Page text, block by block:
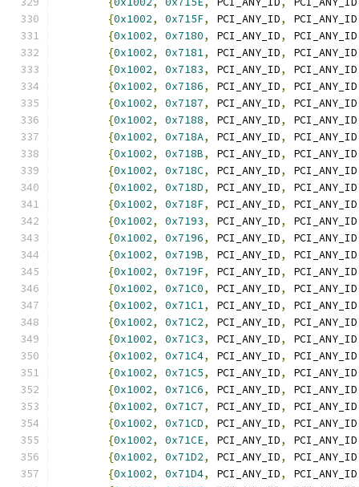
{0x1002, 0x715F, PCI_ANY_ID, PCI_ANY_ID
{0x1002, 0x7180, PCI_ANY_ID, PCI_ANY_ID
{0x1002, 0x7181, PCI_ANY_ID, PCI_ANY_ID
{0x1002, 0x7183, PCI_ANY_ID, PCI_ANY_ID
{0x1002, 0x7186, PCI_ANY_ID, PCI_ANY_ID
{0x1002, 0x7187, PCI_ANY_ID, PCI_ANY_ID
{0x1002, 0x7188, PCI_ANY_ID, PCI_ANY_ID
{0x1002, 0x718A, PCI_ANY_ID, PCI_ANY_ID
{0x1002, 0x718B, PCI_ANY_ID, PCI_ANY_ID
{0x1002, 0x718C, PCI_ANY_ID, PCI_ANY_ID
{0x1002, 0x718D, PCI_ANY_ID, PCI_ANY_ID
{0x1002, 0x718F, PCI_ANY_ID, PCI_ANY_ID
{0x1002, 0x7193, PCI_ANY_ID, PCI_ANY_ID
{0x1002, 0x7196, PCI_ANY_ID, PCI_ANY_ID
{0x1002, 0x719B, PCI_ANY_ID, PCI_ANY_ID
{0x1002, 0x719F, PCI_ANY_ID, PCI_ANY_ID
{0x1002, 0x71C0, PCI_ANY_ID, PCI_ANY_ID
{0x1002, 0x71C1, PCI_ANY_ID, PCI_ANY_ID
{0x1002, 0x71C2, PCI_ANY_ID, PCI_ANY_ID
{0x1002, 0x71C3, PCI_ANY_ID, PCI_ANY_ID
{0x1002, 0x71C4, PCI_ANY_ID, PCI_ANY_ID
{0x1002, 0x71C5, PCI_ANY_ID, PCI_ANY_ID
{0x1002, 0x71C6, PCI_ANY_ID, PCI_ANY_ID
{0x1002, 0x71C7, PCI_ANY_ID, PCI_ANY_ID
{0x1002, 0x71CD, PCI_ANY_ID, PCI_ANY_ID
{0x1002, 0x71CE, PCI_ANY_ID, PCI_ANY_ID
{0x1002, 0x71D2, PCI_ANY_ID, PCI_ANY_ID
{0x1002, 0x71D4, PCI_ANY_ID, PCI_ANY_ID